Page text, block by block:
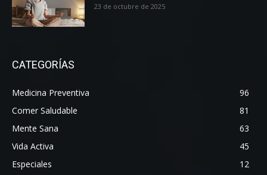
23 de octubre de 2025
CATEGORÍAS
Medicina Preventiva
96
Comer Saludable
81
Mente Sana
63
Vida Activa
45
Especiales
12